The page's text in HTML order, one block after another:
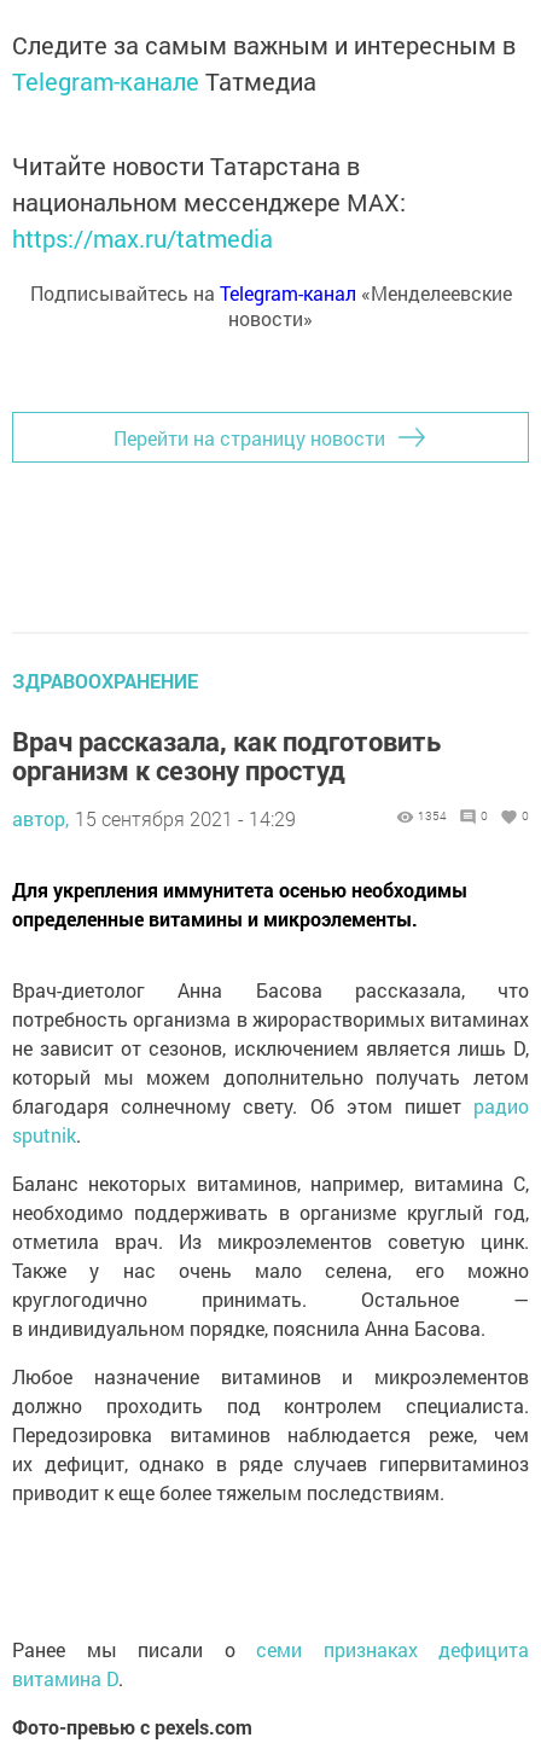
Следите за самым важным и интересным в
Telegram-канале Татмедиа
Читайте новости Татарстана в
национальном мессенджере MАХ:
https://max.ru/tatmedia
Подписывайтесь на Telegram-канал «Менделеевские
новости»
Перейти на страницу новости
ЗДРАВООХРАНЕНИЕ
Врач рассказала, как подготовить
организм к сезону простуд
автор, 15 сентября 2021 - 14:29 1354 0 0
Для укрепления иммунитета осенью необходимы
определенные витамины и микроэлементы.
Врач-диетолог Анна Басова рассказала, что
потребность организма в жирорастворимых витаминах
не зависит от сезонов, исключением является лишь D,
который мы можем дополнительно получать летом
благодаря солнечному свету. Об этом пишет радио
sputnik.
Баланс некоторых витаминов, например, витамина С,
необходимо поддерживать в организме круглый год,
отметила врач. Из микроэлементов советую цинк.
Также у нас очень мало селена, его можно
круглогодично принимать. Остальное —
в индивидуальном порядке, пояснила Анна Басова.
Любое назначение витаминов и микроэлементов
должно проходить под контролем специалиста.
Передозировка витаминов наблюдается реже, чем
их дефицит, однако в ряде случаев гипервитаминоз
приводит к еще более тяжелым последствиям.
Ранее мы писали о семи признаках дефицита
витамина D.
Фото-превью с pexels.com